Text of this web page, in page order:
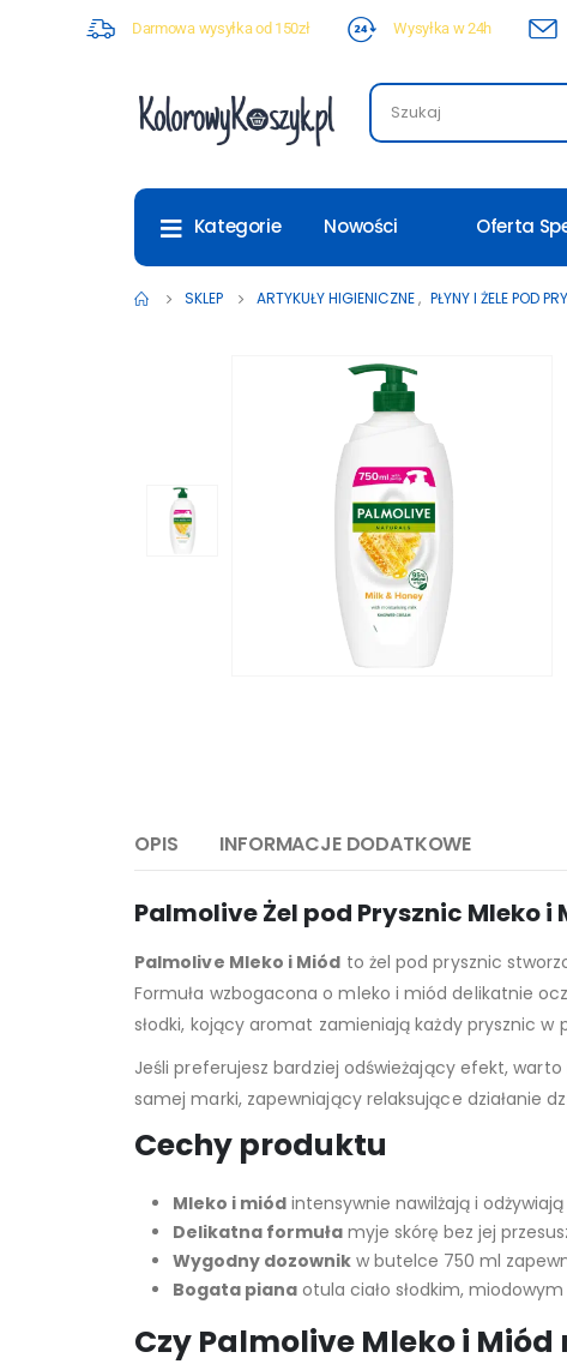
Darmowa wysyłka od 150zł Wysyłka w 24h
Kategorie Nowości Oferta
SKLEP ARTYKUŁY HIGIENICZNE, PŁYNY I ŻELE POD
OPIS INFORMACJE DODATKOWE
Palmolive Żel pod Prysznic Mleko i
Palmolive Mleko i Miód to żel pod prysznic
Formuła wzbogacona o mleko i miód delikatnie
słodki, kojący aromat zamieniają każdy prysznic w
Jeśli preferujesz bardziej odświeżający efekt, warto
samej marki, zapewniający relaksujące działanie
Cechy produktu
Mleko i miód intensywnie nawilżają i
Delikatna formuła myje skórę bez jej
Wygodny dozownik w butelce 750 ml
Bogata piana otula ciało słodkim,
Czy Palmolive Mleko i